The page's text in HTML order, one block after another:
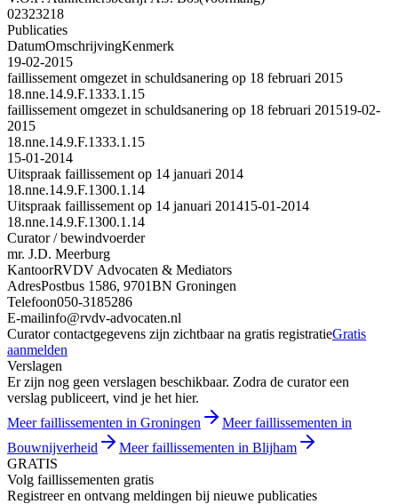
02323218
Publicaties
DatumOmschrijvingKenmerk
19-02-2015
faillissement omgezet in schuldsanering op 18 februari 2015
18.nne.14.9.F.1333.1.15
faillissement omgezet in schuldsanering op 18 februari 201519-02-
2015
18.nne.14.9.F.1333.1.15
15-01-2014
Uitspraak faillissement op 14 januari 2014
18.nne.14.9.F.1300.1.14
Uitspraak faillissement op 14 januari 201415-01-2014
18.nne.14.9.F.1300.1.14
Curator / bewindvoerder
mr. J.D. Meerburg
KantoorRVDV Advocaten & Mediators
AdresPostbus 1586, 9701BN Groningen
Telefoon050-3185286
E-mailinfo@rvdv-advocaten.nl
Curator contactgegevens zijn zichtbaar na gratis registratieGratis
aanmelden
Verslagen
Er zijn nog geen verslagen beschikbaar. Zodra de curator een
verslag publiceert, vind je het hier.
Meer faillissementen in Groningen
Meer faillissementen in
Bouwnijverheid
Meer faillissementen in Blijham
GRATIS
Volg faillissementen gratis
Registreer en ontvang meldingen bij nieuwe publicaties